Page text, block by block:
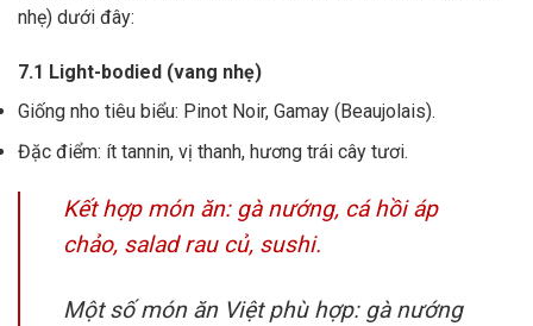
nhẹ) dưới đây:
7.1 Light-bodied (vang nhẹ)
Giống nho tiêu biểu: Pinot Noir, Gamay (Beaujolais).
Đặc điểm: ít tannin, vị thanh, hương trái cây tươi.
Kết hợp món ăn: gà nướng, cá hồi áp
chảo, salad rau củ, sushi.
Một số món ăn Việt phù hợp: gà nướng